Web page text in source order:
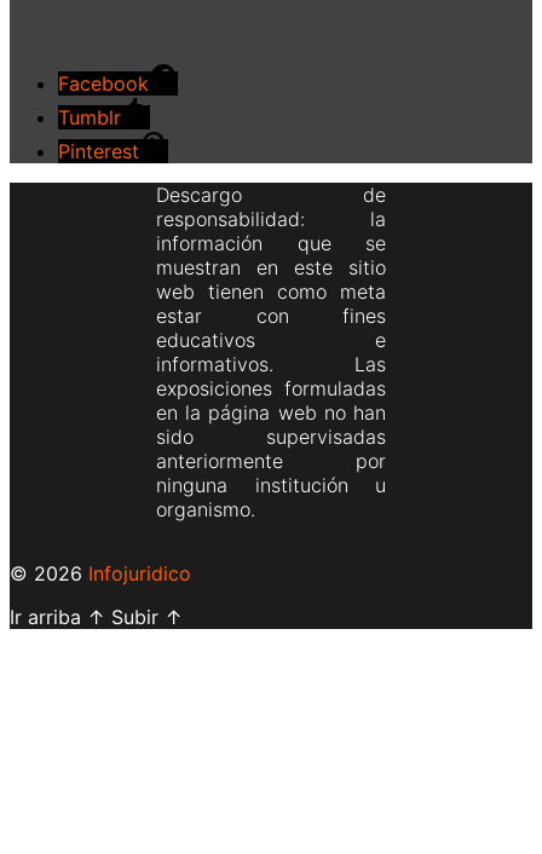
Facebook
Tumblr
Pinterest
Descargo de
responsabilidad: la
información que se
muestran en este sitio
web tienen como meta
estar con fines
educativos e
informativos. Las
exposiciones formuladas
en la página web no han
sido supervisadas
anteriormente por
ninguna institución u
organismo.
© 2026 Infojuridico
Ir arriba ↑ Subir ↑